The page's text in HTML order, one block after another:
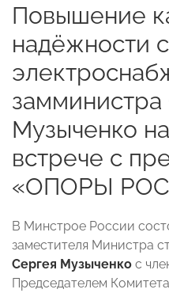
Повышение
надёжности
замминистра
Музыченко
встрече c
«ОПОРЫ
В Минстрое России
заместителя Министра
Сергея Музыченко с
Председателем